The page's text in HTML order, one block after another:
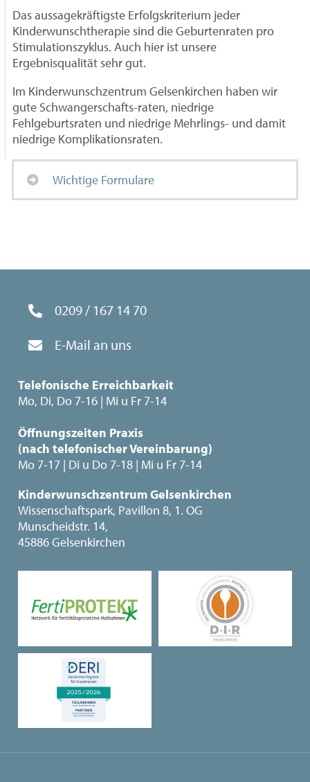
Wichtige Formulare
Das aussagekräftigste Erfolgskriterium jeder
Kinderwunschtherapie sind die Geburtenraten pro
Stimulationszyklus. Auch hier ist unsere
Ergebnisqualität sehr gut.
Im Kinderwunschzentrum Gelsenkirchen haben wir
gute Schwangerschafts-raten, niedrige
Fehlgeburtsraten und niedrige Mehrlings- und damit
niedrige Komplikationsraten.
0209 / 167 14 70
E-Mail an uns
Telefonische Erreichbarkeit
Mo, Di, Do 7-16 | Mi u Fr 7-14
Öffnungszeiten Praxis
(nach telefonischer Vereinbarung)
Mo 7-17 | Di u Do 7-18 | Mi u Fr 7-14
Kinderwunschzentrum Gelsenkirchen
Wissenschaftspark, Pavillon 8, 1. OG
Munscheidstr. 14,
45886 Gelsenkirchen